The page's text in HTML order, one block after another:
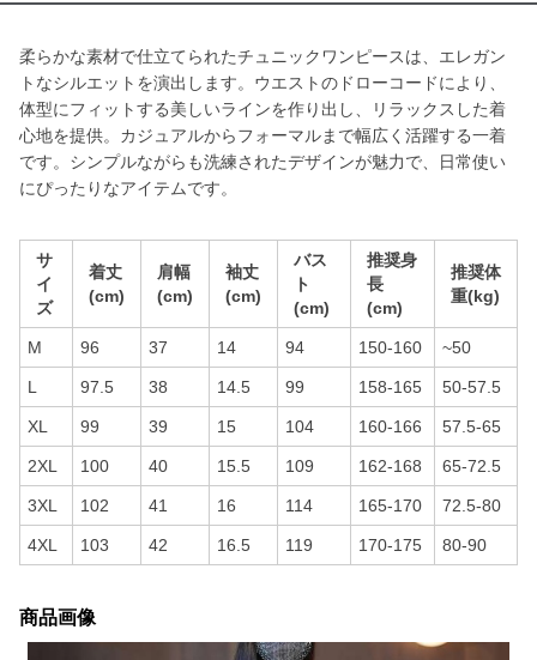
柔らかな素材で仕立てられたチュニックワンピースは、エレガン
トなシルエットを演出します。ウエストのドローコードにより、
体型にフィットする美しいラインを作り出し、リラックスした着
心地を提供。カジュアルからフォーマルまで幅広く活躍する一着
です。シンプルながらも洗練されたデザインが魅力で、日常使い
にぴったりなアイテムです。
サ
イ
ズ
着丈
(cm)
肩幅
(cm)
袖丈
(cm)
バス
ト
(cm)
推奨身
長
(cm)
推奨体
重(kg)
M 96 37 14 94 150-160 ~50
L 97.5 38 14.5 99 158-165 50-57.5
XL 99 39 15 104 160-166 57.5-65
2XL 100 40 15.5 109 162-168 65-72.5
3XL 102 41 16 114 165-170 72.5-80
4XL 103 42 16.5 119 170-175 80-90
商品画像